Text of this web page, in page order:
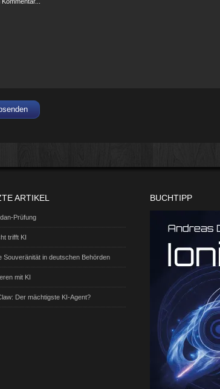
ARTIKEL
Prüfung
trifft KI
Souveränität in deutschen Behörden
mit KI
Der mächtigste KI-Agent?
BUCHTIPP